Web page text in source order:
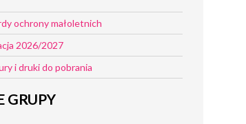
ochrony małoletnich
2026/2027
i druki do pobrania
GRUPY